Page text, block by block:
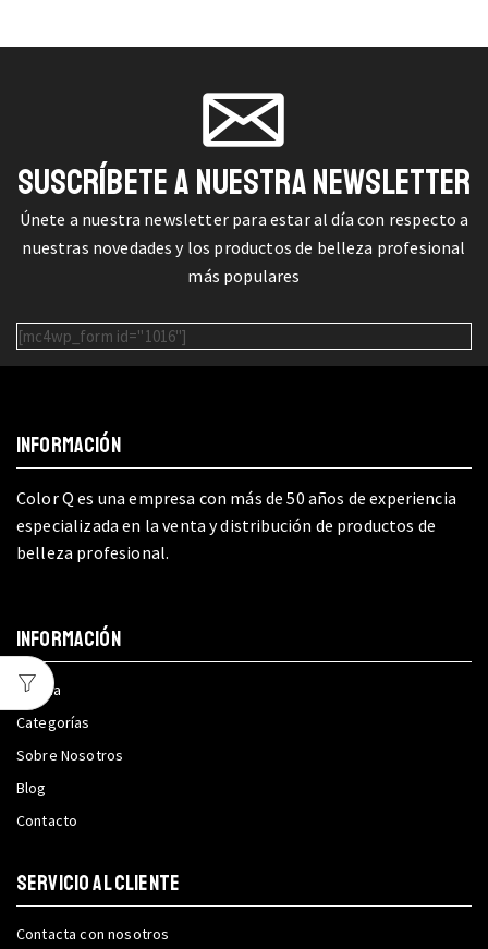
SUSCRÍBETE A NUESTRA NEWSLETTER
Únete a nuestra newsletter para estar al día con respecto a
nuestras novedades y los productos de belleza profesional
más populares
[mc4wp_form id="1016"]
INFORMACIÓN
Color Q es una empresa con más de 50 años de experiencia
especializada en la venta y distribución de productos de
belleza profesional.
INFORMACIÓN
Tienda
Categorías
Sobre Nosotros
Blog
Contacto
SERVICIO AL CLIENTE
Contacta con nosotros